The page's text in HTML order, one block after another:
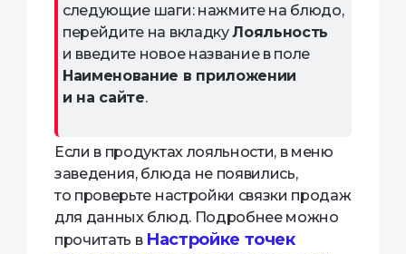
следующие шаги: нажмите на блюдо,
перейдите на вкладкуЛояльность
и введите новое название в поле
Наименование в приложении
и на сайте.
Если в продуктах лояльности, в меню
заведения, блюда не появились,
то проверьте настройки связки продаж
для данных блюд. Подробнее можно
прочитать в Настройке точек